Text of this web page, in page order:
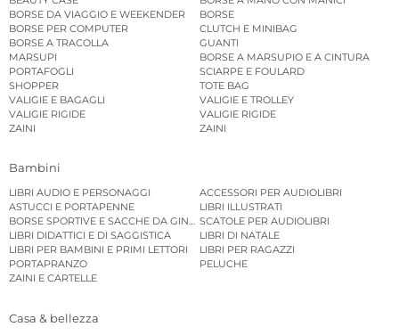
BORSE DA VIAGGIO E WEEKENDER
BORSE
BORSE PER COMPUTER
CLUTCH E MINIBAG
BORSE A TRACOLLA
GUANTI
MARSUPI
BORSE A MARSUPIO E A CINTURA
PORTAFOGLI
SCIARPE E FOULARD
SHOPPER
TOTE BAG
VALIGIE E BAGAGLI
VALIGIE E TROLLEY
VALIGIE RIGIDE
VALIGIE RIGIDE
ZAINI
ZAINI
Bambini
LIBRI AUDIO E PERSONAGGI
ACCESSORI PER AUDIOLIBRI
ASTUCCI E PORTAPENNE
LIBRI ILLUSTRATI
BORSE SPORTIVE E SACCHE DA GINNASTICASCATOLE PER AUDIOLIBRI
LIBRI DIDATTICI E DI SAGGISTICA
LIBRI DI NATALE
LIBRI PER BAMBINI E PRIMI LETTORI
LIBRI PER RAGAZZI
PORTAPRANZO
PELUCHE
ZAINI E CARTELLE
Casa & bellezza